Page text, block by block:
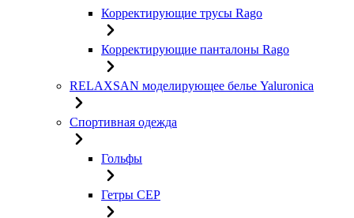
Корректирующие трусы Rago
Корректирующие панталоны Rago
RELAXSAN моделирующее белье Yaluroniсa
Спортивная одежда
Гольфы
Гетры CEP